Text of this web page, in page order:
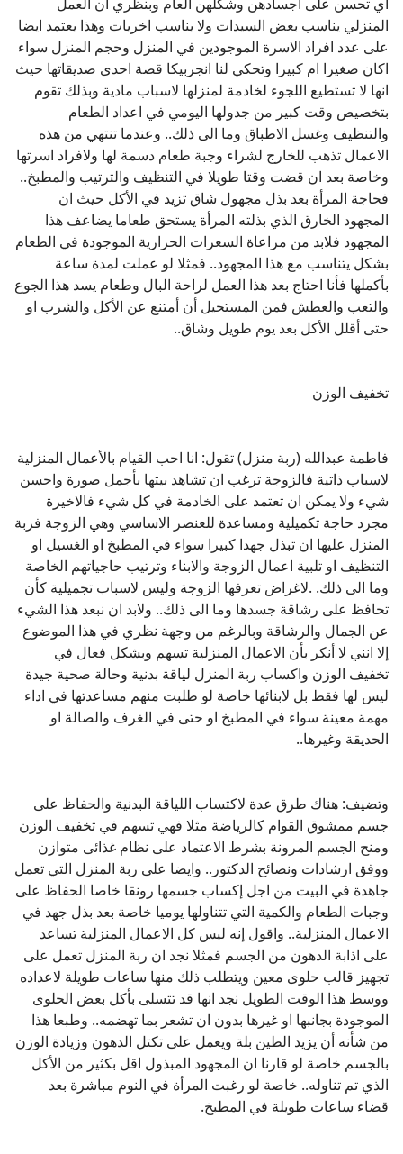
المنزلي يناسب بعض السيدات ولا يناسب اخريات وهذا يعتمد ايضا
على عدد افراد الاسرة الموجودين في المنزل وحجم المنزل سواء
اكان صغيرا ام كبيرا وتحكي لنا انجربيكا قصة احدى صديقاتها حيث
انها لا تستطيع اللجوء لخادمة لمنزلها لاسباب مادية وبذلك تقوم
بتخصيص وقت كبير من جدولها اليومي في اعداد الطعام
والتنظيف وغسل الاطباق وما الى ذلك.. وعندما تنتهي من هذه
الاعمال تذهب للخارج لشراء وجبة طعام دسمة لها ولافراد اسرتها
وخاصة بعد ان قضت وقتا طويلا في التنظيف والترتيب والمطبخ..
فحاجة المرأة بعد بذل مجهول شاق تزيد في الأكل حيث ان
المجهود الخارق الذي بذلته المرأة يستحق طعاما يضاعف هذا
المجهود فلابد من مراعاة السعرات الحرارية الموجودة في الطعام
بشكل يتناسب مع هذا المجهود.. فمثلا لو عملت لمدة ساعة
بأكملها فأنا احتاج بعد هذا العمل لراحة البال وطعام يسد هذا الجوع
والتعب والعطش فمن المستحيل أن أمتنع عن الأكل والشرب او
حتى أقلل الأكل بعد يوم طويل وشاق..
تخفيف الوزن
فاطمة عبدالله (ربة منزل) تقول: انا احب القيام بالأعمال المنزلية
لاسباب ذاتية فالزوجة ترغب ان تشاهد بيتها بأجمل صورة واحسن
شيء ولا يمكن ان تعتمد على الخادمة في كل شيء فالاخيرة
مجرد حاجة تكميلية ومساعدة للعنصر الاساسي وهي الزوجة فربة
المنزل عليها ان تبذل جهدا كبيرا سواء في المطبخ او الغسيل او
التنظيف او تلبية اعمال الزوجة والابناء وترتيب حاجياتهم الخاصة
وما الى ذلك. .لاغراض تعرفها الزوجة وليس لاسباب تجميلية كأن
تحافظ على رشاقة جسدها وما الى ذلك.. ولابد ان نبعد هذا الشيء
عن الجمال والرشاقة وبالرغم من وجهة نظري في هذا الموضوع
إلا انني لا أنكر بأن الاعمال المنزلية تسهم وبشكل فعال في
تخفيف الوزن واكساب ربة المنزل لياقة بدنية وحالة صحية جيدة
ليس لها فقط بل لابنائها خاصة لو طلبت منهم مساعدتها في اداء
مهمة معينة سواء في المطبخ او حتى في الغرف والصالة او
الحديقة وغيرها..
وتضيف: هناك طرق عدة لاكتساب اللياقة البدنية والحفاظ على
جسم ممشوق القوام كالرياضة مثلا فهي تسهم في تخفيف الوزن
ومنح الجسم المرونة بشرط الاعتماد على نظام غذائى متوازن
ووفق ارشادات ونصائح الدكتور.. وايضا على ربة المنزل التي تعمل
جاهدة في البيت من اجل إكساب جسمها رونقا خاصا الحفاظ على
وجبات الطعام والكمية التي تتناولها يوميا خاصة بعد بذل جهد في
الاعمال المنزلية.. واقول إنه ليس كل الاعمال المنزلية تساعد
على اذابة الدهون من الجسم فمثلا نجد ان ربة المنزل تعمل على
تجهيز قالب حلوى معين ويتطلب ذلك منها ساعات طويلة لاعداده
ووسط هذا الوقت الطويل نجد انها قد تتسلى بأكل بعض الحلوى
الموجودة بجانبها او غيرها بدون ان تشعر بما تهضمه.. وطبعا هذا
من شأنه أن يزيد الطين بلة ويعمل على تكتل الدهون وزيادة الوزن
بالجسم خاصة لو قارنا ان المجهود المبذول اقل بكثير من الأكل
الذي تم تناوله.. خاصة لو رغبت المرأة في النوم مباشرة بعد
قضاء ساعات طويلة في المطبخ.